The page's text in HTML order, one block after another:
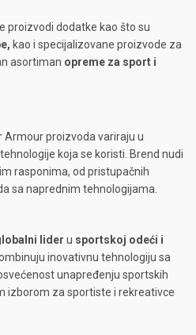
proizvodi dodatke kao što su
kao i specijalizovane proizvode za
asortiman opreme za sport i
Armour proizvoda variraju u
koja se koristi. Brend nudi
rasponima, od pristupačnih
sa naprednim tehnologijama.
lider u sportskoj odeći i
inovativnu tehnologiju sa
unapređenju sportskih
izborom za sportiste i rekreativce